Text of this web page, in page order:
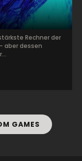
Rechner der
aber dessen
GAMES